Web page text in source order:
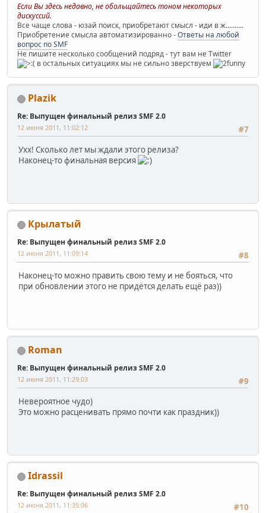
Если Вы здесь недавно, не обольщайтесь тоном некоторых
дискуссий.
Все чаще слова - юзай поиск, приобретают смысл - иди в ж..........
Приобретение смысла автоматизированно -Ответы на любой
вопрос по SMF
Не пишите несколько сообщений подряд - тут вам не Twitter
в остальных ситуациях мы не сильно зверствуем
Plazik
Re: Выпущен финальный релиз SMF 2.0
#7
12 июня 2011, 11:02:12
Ухх! Сколько лет мы ждали этого релиза?
Наконец-то финальная версия
Крылатый
Re: Выпущен финальный релиз SMF 2.0
#8
12 июня 2011, 11:09:14
Наконец-то можно править свою тему и не бояться, что
при обновлении этого не придётся делать ещё раз))
Roman
Re: Выпущен финальный релиз SMF 2.0
#9
12 июня 2011, 11:29:03
Невероятное чудо)
Это можно расценивать прямо почти как праздник))
Idrassil
Re: Выпущен финальный релиз SMF 2.0
#10
12 июня 2011, 11:35:06